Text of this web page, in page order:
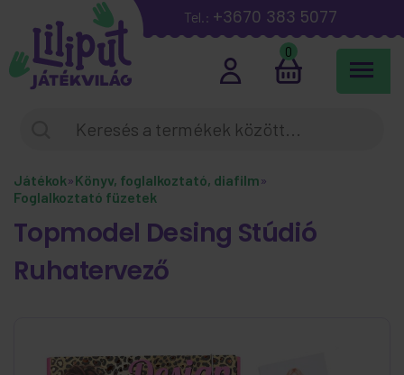
Tel.: +3670 383 5077
0
Játékok»Könyv, foglalkoztató, diafilm»
Foglalkoztató füzetek
Topmodel Desing Stúdió
Ruhatervező